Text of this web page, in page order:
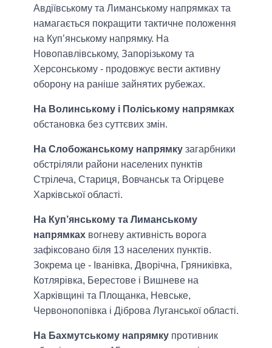
Авдіївському та Лиманському напрямках та
намагається покращити тактичне положення
на Куп’янському напрямку. На
Новопавлівському, Запорізькому та
Херсонському - продовжує вести активну
оборону на раніше зайнятих рубежах.
На Волинському і Поліському напрямках
обстановка без суттєвих змін.
На Слобожанському напрямку загарбники
обстріляли райони населених пунктів
Стрілеча, Стариця, Вовчанськ та Огірцеве
Харківської області.
На Куп’янському та Лиманському
напрямках вогневу активність ворога
зафіксовано біля 13 населених пунктів.
Зокрема це - Іванівка, Дворічна, Гряниківка,
Котлярівка, Берестове і Вишневе на
Харківщині та Площанка, Невське,
Червонопопівка і Діброва Луганської області.
На Бахмутському напрямку противник